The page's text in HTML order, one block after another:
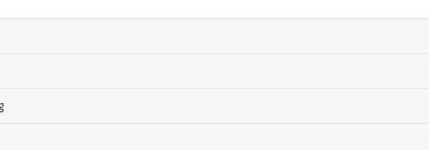
an folgenden Standorten:
Büro Hamburg